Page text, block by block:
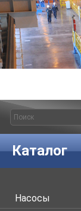
Каталог
Насосы